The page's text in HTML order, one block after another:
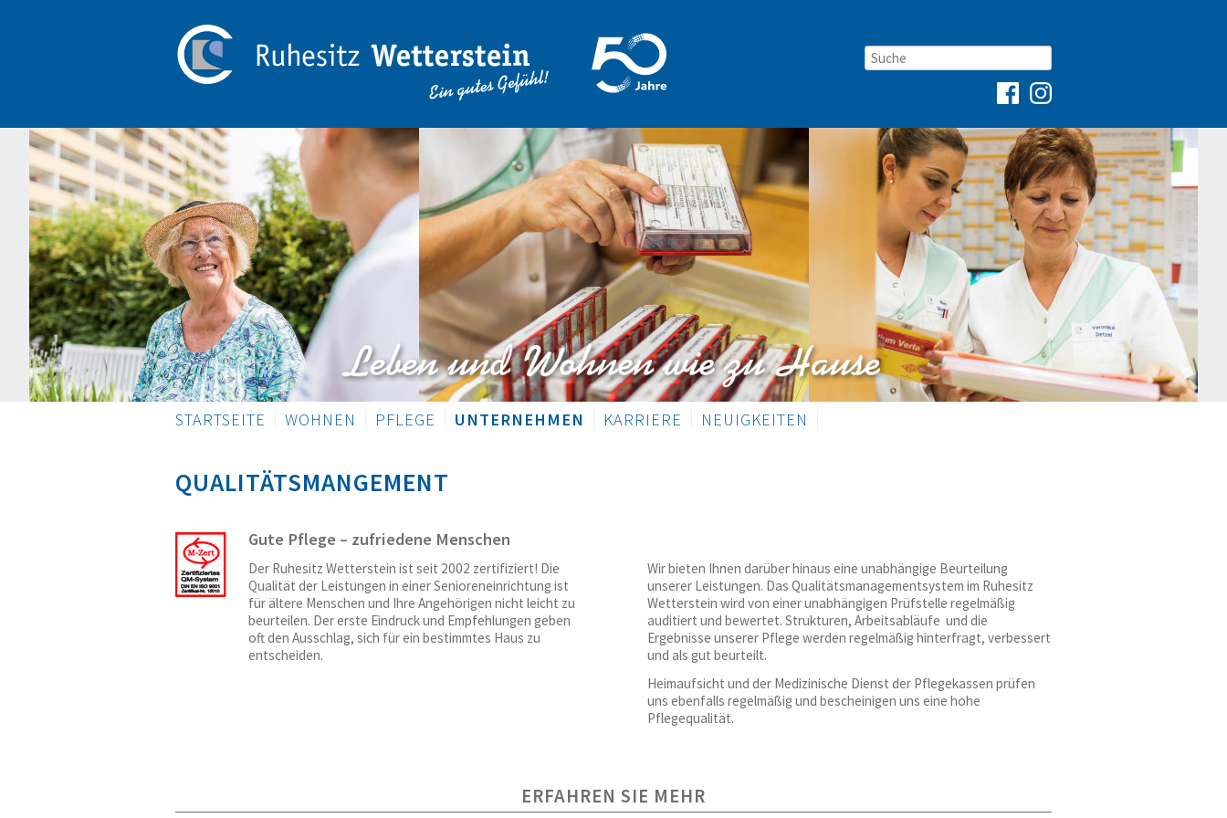
NAVIGATION
STARTSEITE WOHNEN PFLEGE UNTERNEHMEN KARRIERE NEUIGKEITEN
QUALITÄTSMANGEMENT
Gute Pflege – zufriedene Menschen
Der Ruhesitz Wetterstein ist seit 2002 zertifiziert! Die
Qualität der Leistungen in einer Senioreneinrichtung ist
für ältere Menschen und Ihre Angehörigen nicht leicht zu
beurteilen. Der erste Eindruck und Empfehlungen geben
oft den Ausschlag, sich für ein bestimmtes Haus zu
entscheiden.
Wir bieten Ihnen darüber hinaus eine unabhängige Beurteilung
unserer Leistungen. Das Qualitätsmanagementsystem im Ruhesitz
Wetterstein wird von einer unabhängigen Prüfstelle regelmäßig
auditiert und bewertet. Strukturen, Arbeitsabläufe und die
Ergebnisse unserer Pflege werden regelmäßig hinterfragt, verbessert
und als gut beurteilt.
Heimaufsicht und der Medizinische Dienst der Pflegekassen prüfen
uns ebenfalls regelmäßig und bescheinigen uns eine hohe
Pflegequalität.
ERFAHREN SIE MEHR